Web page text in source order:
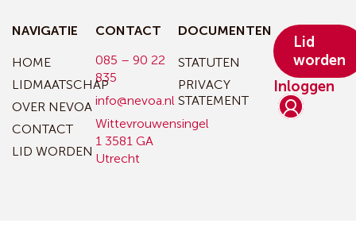
NAVIGATIE
HOME
LIDMAATSCHAP
OVER NEVOA
CONTACT
LID WORDEN
CONTACT
085 – 90 22
835
info@nevoa.nl
Wittevrouwensingel
1 3581 GA
Utrecht
DOCUMENTEN
STATUTEN
PRIVACY
STATEMENT
Inloggen
Lid
worden